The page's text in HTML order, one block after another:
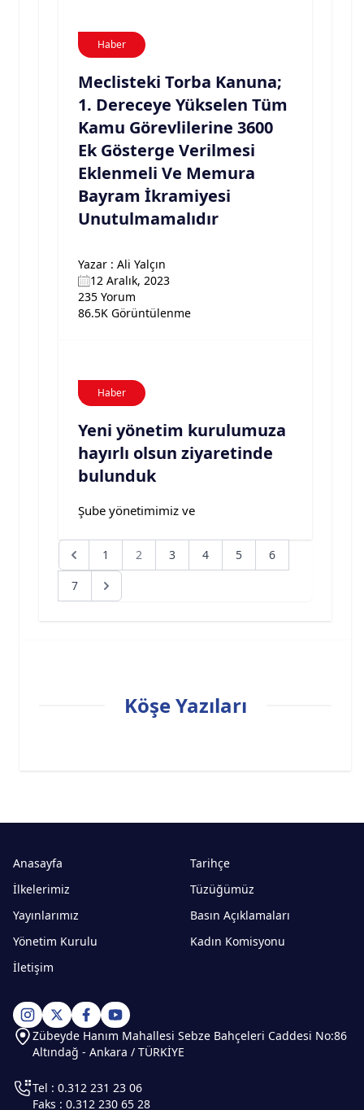
Haber
Meclisteki Torba Kanuna;
1. Dereceye Yükselen Tüm
Kamu Görevlilerine 3600
Ek Gösterge Verilmesi
Eklenmeli Ve Memura
Bayram İkramiyesi
Unutulmamalıdır
Yazar : Ali Yalçın
12 Aralık, 2023
235 Yorum
86.5K Görüntülenme
Haber
Yeni yönetim kurulumuza
hayırlı olsun ziyaretinde
bulunduk
Şube yönetimimiz ve
1 2 3 4 5
6
7
Köşe Yazıları
Anasayfa
Tarihçe
İlkelerimiz
Tüzüğümüz
Yayınlarımız
Basın Açıklamaları
Yönetim Kurulu
Kadın Komisyonu
İletişim
Zübeyde Hanım Mahallesi Sebze Bahçeleri Caddesi No:86
Altındağ - Ankara / TÜRKİYE
Tel : 0.312 231 23 06
Faks : 0.312 230 65 28